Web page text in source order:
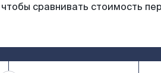
чтобы сравнивать стоимость